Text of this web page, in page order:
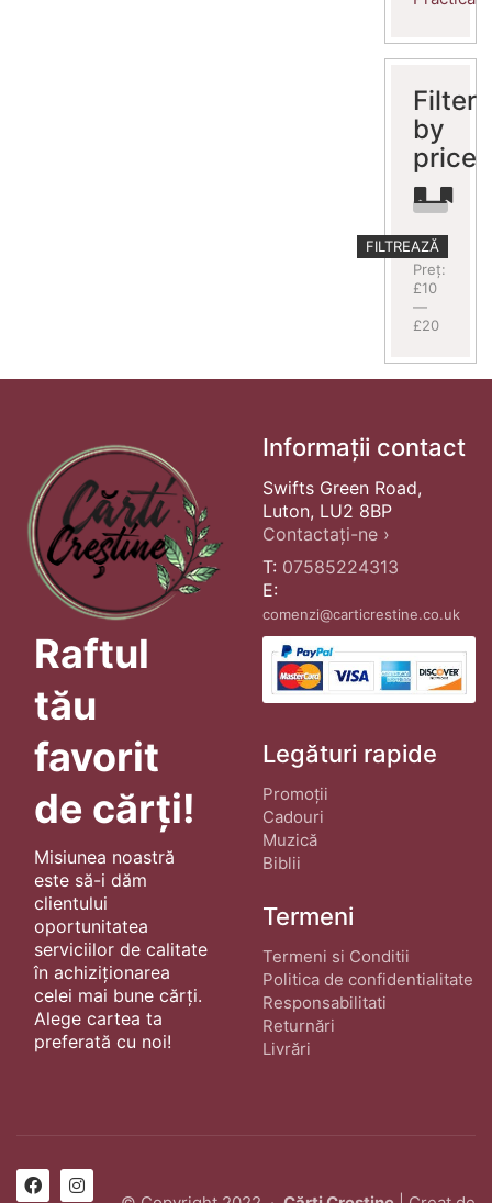
Filter
by
price
Preț
minim
Preț
maxim
FILTREAZĂ
Preț:
£10
—
£20
Raftul
tău
favorit
de cărți!
Misiunea noastră
este să-i dăm
clientului
oportunitatea
serviciilor de calitate
în achiziționarea
celei mai bune cărți.
Alege cartea ta
preferată cu noi!
Informații contact
Swifts Green Road,
Luton, LU2 8BP
Contactați-ne ›
T: 07585224313
E:
comenzi@carticrestine.co.uk
Legături rapide
Promoții
Cadouri
Muzică
Biblii
Termeni
Termeni si Conditii
Politica de confidentialitate
Responsabilitati
Returnări
Livrări